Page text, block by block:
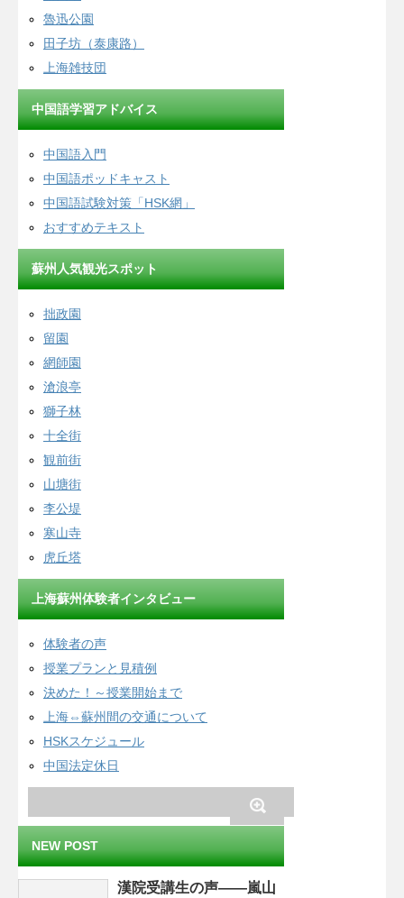
魯迅公園
田子坊（泰康路）
上海雑技団
中国語学習アドバイス
中国語入門
中国語ポッドキャスト
中国語試験対策「HSK網」
おすすめテキスト
蘇州人気観光スポット
拙政園
留園
網師園
滄浪亭
獅子林
十全街
観前街
山塘街
李公堤
寒山寺
虎丘塔
上海蘇州体験者インタビュー
体験者の声
授業プランと見積例
決めた！～授業開始まで
上海⇔蘇州間の交通について
HSKスケジュール
中国法定休日
NEW POST
漢院受講生の声——嵐山